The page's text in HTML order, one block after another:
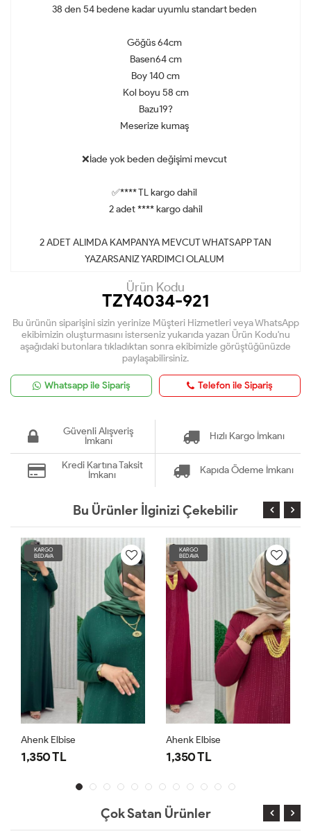
38 den 54 bedene kadar uyumlu standart beden
Göğüs 64cm
Basen64 cm
Boy 140 cm
Kol boyu 58 cm
Bazu19?
Meserize kumaş
❌İade yok beden değişimi mevcut
✅**** TL kargo dahil
2 adet **** kargo dahil
2 ADET ALIMDA KAMPANYA MEVCUT WHATSAPP TAN
YAZARSANIZ YARDIMCI OLALUM
Ürün Kodu
TZY4034-921
Bu ürünün siparişini sizin yerinize Müşteri Hizmetleri veya WhatsApp
ekibimizin oluşturmasını isterseniz yukarıda yazan Ürün Kodu'nu
aşağıdaki butonlara tıkladıktan sonra ekibimizle görüştüğünüzde
paylaşabilirsiniz.
Whatsapp ile Sipariş Telefon ile Sipariş
Güvenli Alışveriş
İmkanı
Hızlı Kargo İmkanı
Kredi Kartına Taksit
İmkanı
Kapıda Ödeme İmkanı
Bu Ürünler İlginizi Çekebilir
KARGO
BEDAVA
Ahenk Elbise
1,350 TL
KARGO
BEDAVA
Ahenk Elbise
1,350 TL
Çok Satan Ürünler